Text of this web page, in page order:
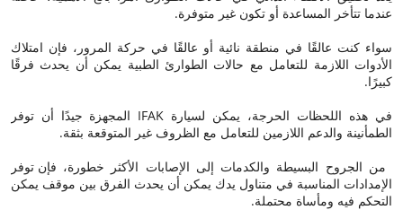
عندما تتأخر المساعدة أو تكون غير متوفرة.
سواء كنت عالقًا في منطقة نائية أو عالقًا في حركة المرور، فإن امتلاك
الأدوات اللازمة للتعامل مع حالات الطوارئ الطبية يمكن أن يحدث فرقًا
كبيرًا.
في هذه اللحظات الحرجة، يمكن لسيارة IFAK المجهزة جيدًا أن توفر
الطمأنينة والدعم اللازمين للتعامل مع الظروف غير المتوقعة بثقة.
من الجروح البسيطة والكدمات إلى الإصابات الأكثر خطورة، فإن توفر
الإمدادات المناسبة في متناول يدك يمكن أن يحدث الفرق بين موقف يمكن
التحكم فيه ومأساة محتملة.